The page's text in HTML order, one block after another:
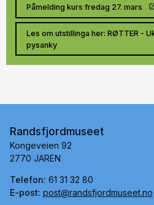
Påmelding kurs fredag 27. mars
Les om utstillinga her: RØTTER -
pysanky
Randsfjordmuseet
Kongeveien 92
2770 JAREN
Telefon: 61 31 32 80
E-post: post@randsfjordmuseet.no